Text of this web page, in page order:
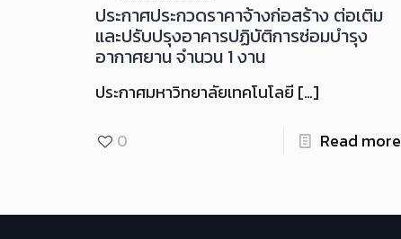
ประกาศประกวดราคาจ้างก่อสร้าง ต่อเติม
และปรับปรุงอาคารปฏิบัติการซ่อมบำรุง
อากาศยาน จำนวน 1 งาน
ประกาศมหาวิทยาลัยเทคโนโลยี […]
0
Read more